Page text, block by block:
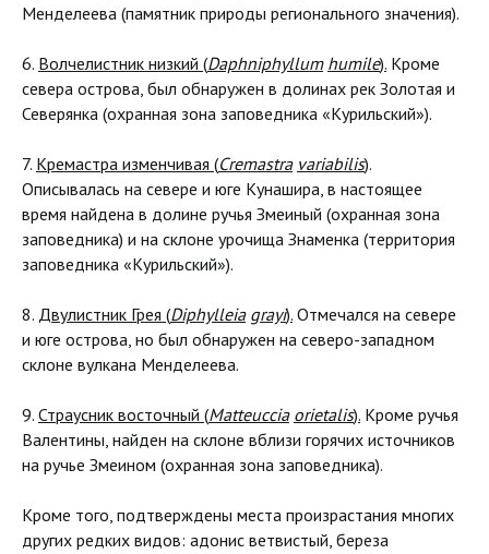
Менделеева (памятник природы регионального значения).
6. Волчелистник низкий (Daphniphyllum humile). Кроме
севера острова, был обнаружен в долинах рек Золотая и
Северянка (охранная зона заповедника «Курильский»).
7. Кремастра изменчивая (Cremastra variabilis).
Описывалась на севере и юге Кунашира, в настоящее
время найдена в долине ручья Змеиный (охранная зона
заповедника) и на склоне урочища Знаменка (территория
заповедника «Курильский»).
8. Двулистник Грея (Diphylleia grayi). Отмечался на севере
и юге острова, но был обнаружен на северо-западном
склоне вулкана Менделеева.
9. Страусник восточный (Matteuccia orietalis). Кроме ручья
Валентины, найден на склоне вблизи горячих источников
на ручье Змеином (охранная зона заповедника).
Кроме того, подтверждены места произрастания многих
других редких видов: адонис ветвистый, береза